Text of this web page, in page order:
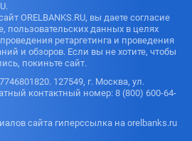
ORELBANKS.RU, вы даете согласие
пользовательских данных в целях
ретаргетинга и проведения
и обзоров. Если вы не хотите, чтобы
покиньте сайт.
127549, г. Москва, ул.
контактный номер: 8 (800) 600-64-
сайта гиперссылка на orelbanks.ru